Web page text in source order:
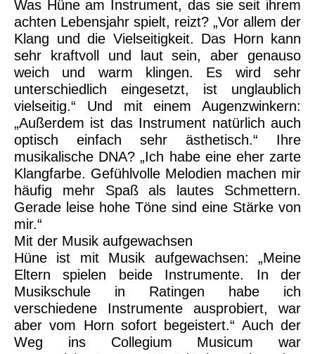
Was Hüne am Instrument, das sie seit ihrem
achten Lebensjahr spielt, reizt? „Vor allem der
Klang und die Vielseitigkeit. Das Horn kann
sehr kraftvoll und laut sein, aber genauso
weich und warm klingen. Es wird sehr
unterschiedlich eingesetzt, ist unglaublich
vielseitig.“ Und mit einem Augenzwinkern:
„Außerdem ist das Instrument natürlich auch
optisch einfach sehr ästhetisch.“ Ihre
musikalische DNA? „Ich habe eine eher zarte
Klangfarbe. Gefühlvolle Melodien machen mir
häufig mehr Spaß als lautes Schmettern.
Gerade leise hohe Töne sind eine Stärke von
mir.“
Mit der Musik aufgewachsen
Hüne ist mit Musik aufgewachsen: „Meine
Eltern spielen beide Instrumente. In der
Musikschule in Ratingen habe ich
verschiedene Instrumente ausprobiert, war
aber vom Horn sofort begeistert.“ Auch der
Weg ins Collegium Musicum war